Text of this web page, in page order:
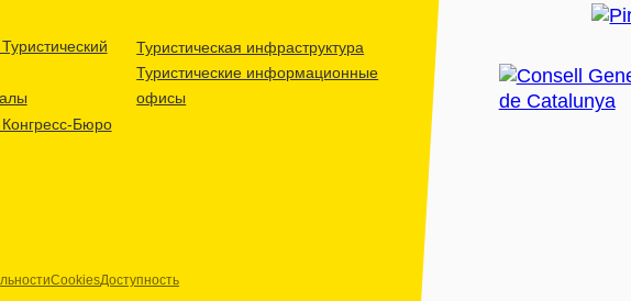
Конгресс-Бюро
Туристическая инфраструктура
Туристические информационные
офисы
CookiesДоступность